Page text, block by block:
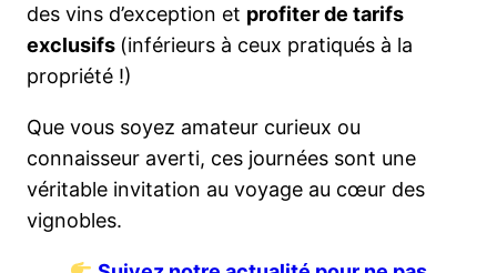
des vins d’exception et profiter de tarifs
exclusifs (inférieurs à ceux pratiqués à la
propriété !)
Que vous soyez amateur curieux ou
connaisseur averti, ces journées sont une
véritable invitation au voyage au cœur des
vignobles.